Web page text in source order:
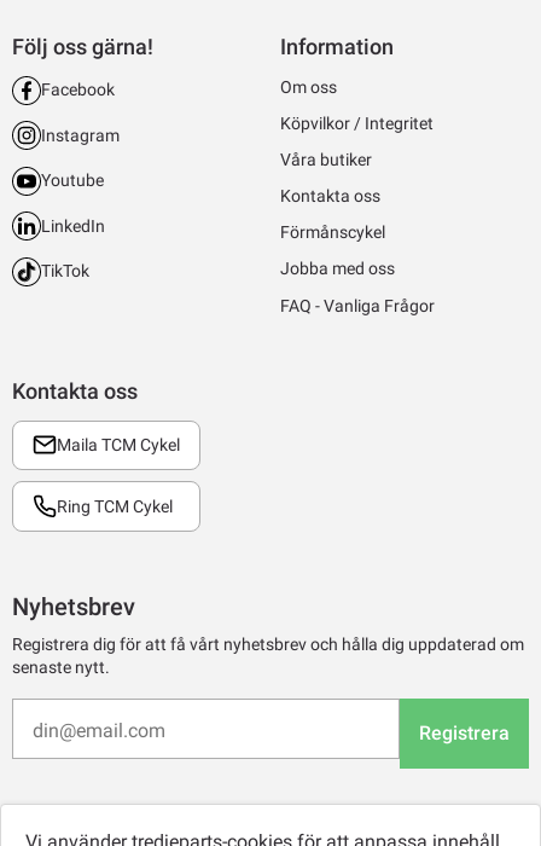
Kontakta oss
Maila TCM Cykel
Ring TCM Cykel
Följ oss gärna!
Facebook
Instagram
Youtube
LinkedIn
TikTok
Information
Om oss
Köpvilkor / Integritet
Våra butiker
Kontakta oss
Förmånscykel
Jobba med oss
FAQ - Vanliga Frågor
Nyhetsbrev
Registrera dig för att få vårt nyhetsbrev och hålla dig uppdaterad om
senaste nytt.
Registrera